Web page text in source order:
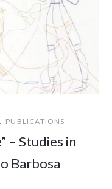
, PUBLICATIONS
– Studies in
Barbosa